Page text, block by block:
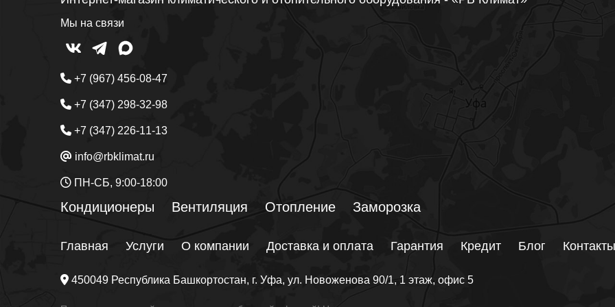
Мы на связи
+7 (967) 456-08-47
+7 (347) 298-32-98
+7 (347) 226-11-13
info@rbklimat.ru
ПН-СБ, 9:00-18:00
Кондиционеры Вентиляция Отопление Заморозка
Главная Услуги О компании Доставка и оплата Гарантия Кредит Блог Контакты
450049 Республика Башкортостан, г. Уфа, ул. Новоженова 90/1, 1 этаж, офис 5